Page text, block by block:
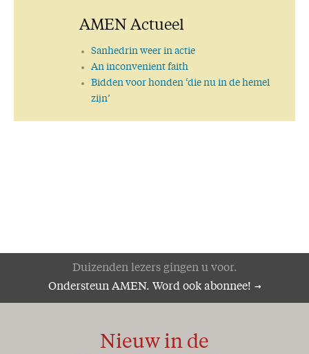
AMEN Actueel
Sanhedrin weer in actie
An inconvenient faith
Bidden voor honden ‘die nu in de hemel
zijn’
Duizenden lezers gingen u voor.
Ondersteun AMEN. Word ook abonnee!
Nieuw in de